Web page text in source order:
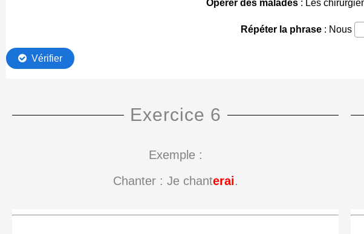
Exercice 6
Exemple :
Chanter : Je chanterai.